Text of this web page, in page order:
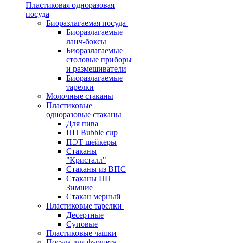
Пластиковая одноразовая
посуда
Биоразлагаемая посуда
Биоразлагаемые
ланч-боксы
Биоразлагаемые
столовые приборы
и размешиватели
Биоразлагаемые
тарелки
Молочные стаканы
Пластиковые
одноразовые стаканы
Для пива
ПП Bubble cup
ПЭТ шейкеры
Стаканы
"Кристалл"
Стаканы из ВПС
Стаканы ПП
Зимние
Стакан мерный
Пластиковые тарелки
Десертные
Суповые
Пластиковые чашки